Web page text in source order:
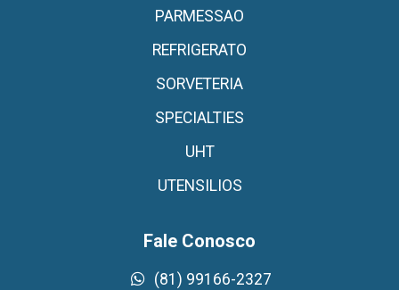
PARMESSAO
REFRIGERATO
SORVETERIA
SPECIALTIES
UHT
UTENSILIOS
Fale Conosco
(81) 99166-2327